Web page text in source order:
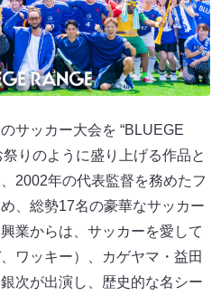
サッカー大会を “BLUEGE
りのように盛り上げる作品と
2002年の代表監督を務めたフ
、総勢17名の豪華なサッカー
業からは、サッカーを愛して
ワッキー）、カゲヤマ・益田
次が出演し、歴史的な名シー